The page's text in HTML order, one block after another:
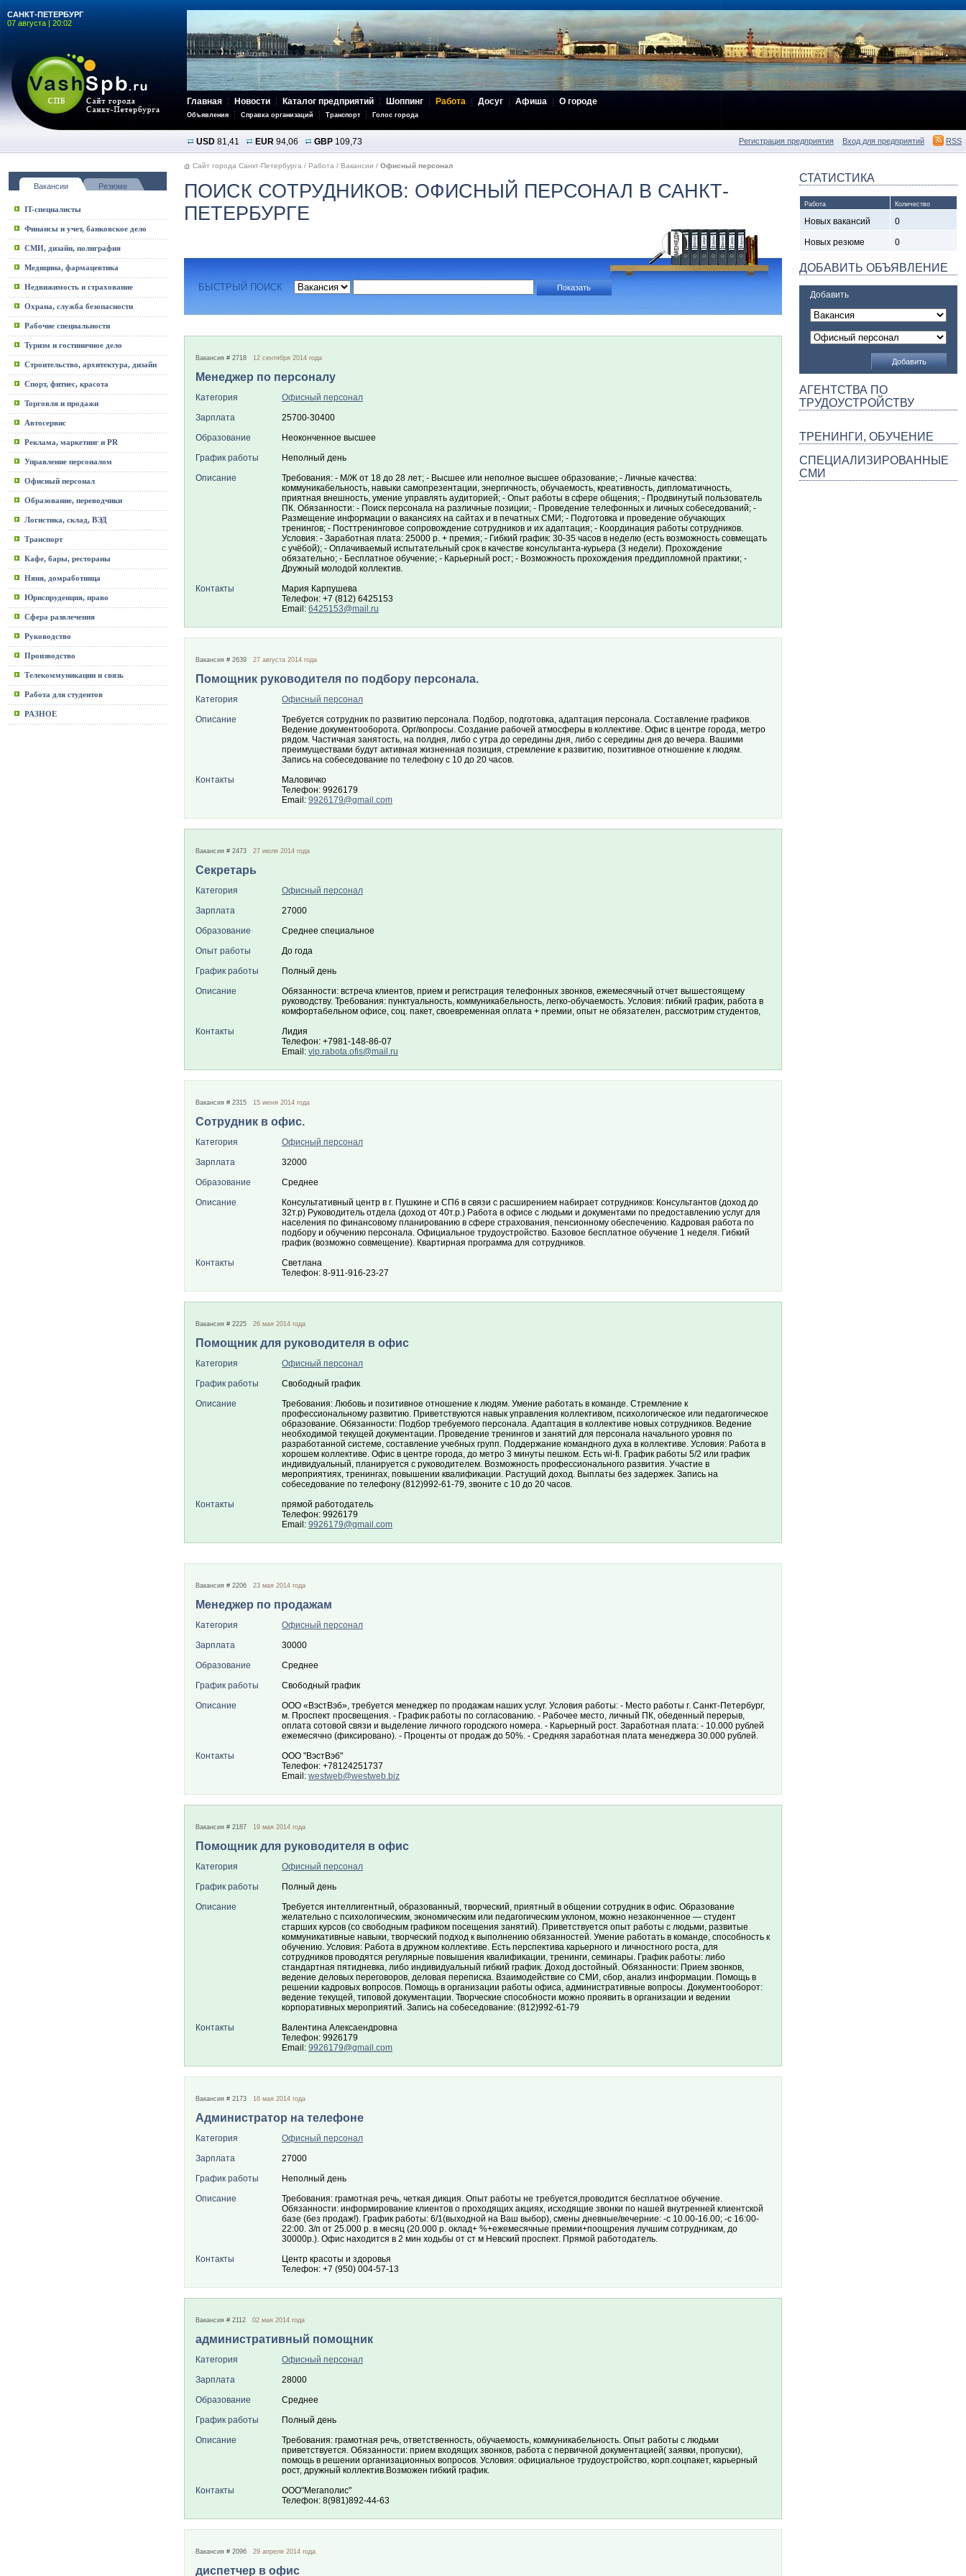
САНКТ-ПЕТЕРБУРГ
07 августа | 20:02
Главная Новости Каталог предприятий Шоппинг Работа Досуг Афиша О городе
Объявления Справка организаций Транспорт Голос города
USD 81,41 EUR 94,06 GBP 109,73 Регистрация предприятия Вход для предприятий RSS
Вакансии Резюме
IT-специалисты
Финансы и учет, банковское дело
СМИ, дизайн, полиграфия
Медицина, фармацевтика
Недвижимость и страхование
Охрана, служба безопасности
Рабочие специальности
Туризм и гостиничное дело
Строительство, архитектура, дизайн
Спорт, фитнес, красота
Торговля и продажи
Автосервис
Реклама, маркетинг и PR
Управление персоналом
Офисный персонал
Образование, переводчики
Логистика, склад, ВЭД
Транспорт
Кафе, бары, рестораны
Няня, домработница
Юриспруденция, право
Сфера развлечения
Руководство
Производство
Телекоммуникации и связь
Работа для студентов
РАЗНОЕ
Сайт города Санкт-Петербурга / Работа / Вакансии / Офисный персонал
ПОИСК СОТРУДНИКОВ: ОФИСНЫЙ ПЕРСОНАЛ В САНКТ-
ПЕТЕРБУРГЕ
БЫСТРЫЙ ПОИСК
Вакансия # 2718 12 сентября 2014 года
Менеджер по персоналу
Категория
Офисный персонал
Зарплата
25700-30400
Образование
Неоконченное высшее
График работы
Неполный день
Описание
Требования: - М/Ж от 18 до 28 лет; - Высшее или неполное высшее образование; - Личные качества:
коммуникабельность, навыки самопрезентации, энергичность, обучаемость, креативность, дипломатичность,
приятная внешность, умение управлять аудиторией; - Опыт работы в сфере общения; - Продвинутый пользователь
ПК. Обязанности: - Поиск персонала на различные позиции; - Проведение телефонных и личных собеседований; -
Размещение информации о вакансиях на сайтах и в печатных СМИ; - Подготовка и проведение обучающих
тренингов; - Посттренинговое сопровождение сотрудников и их адаптация; - Координация работы сотрудников.
Условия: - Заработная плата: 25000 р. + премия; - Гибкий график: 30-35 часов в неделю (есть возможность совмещать
с учёбой); - Оплачиваемый испытательный срок в качестве консультанта-курьера (3 недели). Прохождение
обязательно; - Бесплатное обучение; - Карьерный рост; - Возможность прохождения преддипломной практики; -
Дружный молодой коллектив.
Контакты
Мария Карпушева
Телефон: +7 (812) 6425153
Email: 6425153@mail.ru
Вакансия # 2639 27 августа 2014 года
Помощник руководителя по подбору персонала.
Категория
Офисный персонал
Описание
Требуется сотрудник по развитию персонала. Подбор, подготовка, адаптация персонала. Составление графиков.
Ведение документооборота. Орг/вопросы. Создание рабочей атмосферы в коллективе. Офис в центре города, метро
рядом. Частичная занятость, на полдня, либо с утра до середины дня, либо с середины дня до вечера. Вашими
преимуществами будут активная жизненная позиция, стремление к развитию, позитивное отношение к людям.
Запись на собеседование по телефону с 10 до 20 часов.
Контакты
Маловичко
Телефон: 9926179
Email: 9926179@gmail.com
Вакансия # 2473 27 июля 2014 года
Секретарь
Категория
Офисный персонал
Зарплата
27000
Образование
Среднее специальное
Опыт работы
До года
График работы
Полный день
Описание
Обязанности: встреча клиентов, прием и регистрация телефонных звонков, ежемесячный отчет вышестоящему
руководству. Требования: пунктуальность, коммуникабельность, легко-обучаемость. Условия: гибкий график, работа в
комфортабельном офисе, соц. пакет, своевременная оплата + премии, опыт не обязателен, рассмотрим студентов,
Контакты
Лидия
Телефон: +7981-148-86-07
Email: vip.rabota.ofis@mail.ru
Вакансия # 2315 15 июня 2014 года
Сотрудник в офис.
Категория
Офисный персонал
Зарплата
32000
Образование
Среднее
Описание
Консультативный центр в г. Пушкине и СПб в связи с расширением набирает сотрудников: Консультантов (доход до
32т.р) Руководитель отдела (доход от 40т.р.) Работа в офисе с людьми и документами по предоставлению услуг для
населения по финансовому планированию в сфере страхования, пенсионному обеспечению. Кадровая работа по
подбору и обучению персонала. Официальное трудоустройство. Базовое бесплатное обучение 1 неделя. Гибкий
график (возможно совмещение). Квартирная программа для сотрудников.
Контакты
Светлана
Телефон: 8-911-916-23-27
Вакансия # 2225 26 мая 2014 года
Помощник для руководителя в офис
Категория
Офисный персонал
График работы
Свободный график
Описание
Требования: Любовь и позитивное отношение к людям. Умение работать в команде. Стремление к
профессиональному развитию. Приветствуются навык управления коллективом, психологическое или педагогическое
образование. Обязанности: Подбор требуемого персонала. Адаптация в коллективе новых сотрудников. Ведение
необходимой текущей документации. Проведение тренингов и занятий для персонала начального уровня по
разработанной системе, составление учебных групп. Поддержание командного духа в коллективе. Условия: Работа в
хорошем коллективе. Офис в центре города, до метро 3 минуты пешком. Есть wi-fi. График работы 5/2 или график
индивидуальный, планируется с руководителем. Возможность профессионального развития. Участие в
мероприятиях, тренингах, повышении квалификации. Растущий доход. Выплаты без задержек. Запись на
собеседование по телефону (812)992-61-79, звоните с 10 до 20 часов.
Контакты
прямой работодатель
Телефон: 9926179
Email: 9926179@gmail.com
Вакансия # 2206 23 мая 2014 года
Менеджер по продажам
Категория
Офисный персонал
Зарплата
30000
Образование
Среднее
График работы
Свободный график
Описание
ООО «ВэстВэб», требуется менеджер по продажам наших услуг. Условия работы: - Место работы г. Санкт-Петербург,
м. Проспект просвещения. - График работы по согласованию. - Рабочее место, личный ПК, обеденный перерыв,
оплата сотовой связи и выделение личного городского номера. - Карьерный рост. Заработная плата: - 10.000 рублей
ежемесячно (фиксировано). - Проценты от продаж до 50%. - Средняя заработная плата менеджера 30.000 рублей.
Контакты
ООО "ВэстВэб"
Телефон: +78124251737
Email: westweb@westweb.biz
Вакансия # 2187 19 мая 2014 года
Помощник для руководителя в офис
Категория
Офисный персонал
График работы
Полный день
Описание
Требуется интеллигентный, образованный, творческий, приятный в общении сотрудник в офис. Образование
желательно с психологическим, экономическим или педагогическим уклоном, можно незаконченное — студент
старших курсов (со свободным графиком посещения занятий). Приветствуется опыт работы с людьми, развитые
коммуникативные навыки, творческий подход к выполнению обязанностей. Умение работать в команде, способность к
обучению. Условия: Работа в дружном коллективе. Есть перспектива карьерного и личностного роста, для
сотрудников проводятся регулярные повышения квалификации, тренинги, семинары. График работы: либо
стандартная пятидневка, либо индивидуальный гибкий график. Доход достойный. Обязанности: Прием звонков,
ведение деловых переговоров, деловая переписка. Взаимодействие со СМИ, сбор, анализ информации. Помощь в
решении кадровых вопросов. Помощь в организации работы офиса, административные вопросы. Документооборот:
ведение текущей, типовой документации. Творческие способности можно проявить в организации и ведении
корпоративных мероприятий. Запись на собеседование: (812)992-61-79
Контакты
Валентина Алексаендровна
Телефон: 9926179
Email: 9926179@gmail.com
Вакансия # 2173 16 мая 2014 года
Администратор на телефоне
Категория
Офисный персонал
Зарплата
27000
График работы
Неполный день
Описание
Требования: грамотная речь, четкая дикция. Опыт работы не требуется,проводится бесплатное обучение.
Обязанности: информирование клиентов о проходящих акциях, исходящие звонки по нашей внутренней клиентской
базе (без продаж!). График работы: 6/1(выходной на Ваш выбор), смены дневные/вечерние: -с 10.00-16.00; -с 16:00-
22:00. З/п от 25.000 р. в месяц (20.000 р. оклад+ %+ежемесячные премии+поощрения лучшим сотрудникам, до
30000р.). Офис находится в 2 мин ходьбы от ст м Невский проспект. Прямой работодатель.
Контакты
Центр красоты и здоровья
Телефон: +7 (950) 004-57-13
Вакансия # 2112 02 мая 2014 года
административный помощник
Категория
Офисный персонал
Зарплата
28000
Образование
Среднее
График работы
Полный день
Описание
Требования: грамотная речь, ответственность, обучаемость, коммуникабельность. Опыт работы с людьми
приветствуется. Обязанности: прием входящих звонков, работа с первичной документацией( заявки, пропуски),
помощь в решении организационных вопросов. Условия: официальное трудоустройство, корп.соцпакет, карьерный
рост, дружный коллектив.Возможен гибкий график.
Контакты
ООО"Мегаполис"
Телефон: 8(981)892-44-63
Вакансия # 2096 29 апреля 2014 года
диспетчер в офис
СТАТИСТИКА
Работа Количество
Новых вакансий 0
Новых резюме 0
ДОБАВИТЬ ОБЪЯВЛЕНИЕ
Добавить
АГЕНТСТВА ПО
ТРУДОУСТРОЙСТВУ
ТРЕНИНГИ, ОБУЧЕНИЕ
СПЕЦИАЛИЗИРОВАННЫЕ
СМИ